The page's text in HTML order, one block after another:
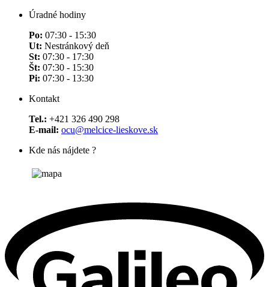
Úradné hodiny
Po: 07:30 - 15:30
Ut: Nestránkový deň
St: 07:30 - 17:30
Št: 07:30 - 15:30
Pi: 07:30 - 13:30
Kontakt
Tel.: +421 326 490 298
E-mail: ocu@melcice-lieskove.sk
Kde nás nájdete ?